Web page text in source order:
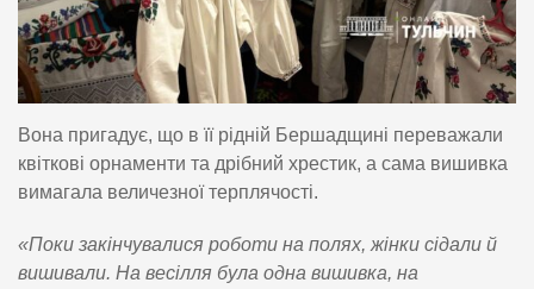
Вона пригадує, що в її рідній Бершадщині переважали
квіткові орнаменти та дрібний хрестик, а сама вишивка
вимагала величезної терплячості.
«Поки закінчувалися роботи на полях, жінки сідали й
вишивали. На весілля була одна вишивка, на